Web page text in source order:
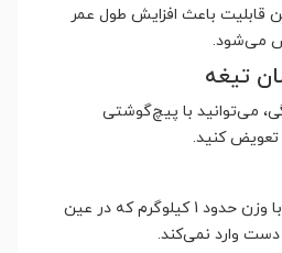
قابلیت باعث افزایش طول عمر
می‌شود.
تیغه
می‌توانید با پیچ‌گوشتی
کنید.
بدنه‌ای مستحکم و صنعتی با وزن حدود 1 کیلوگرم که در عین
دست وارد نمی‌کند.